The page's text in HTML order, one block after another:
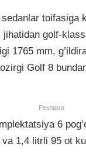
toifasiga
jihatidan golf-
1765 mm,
Golf 8
Реклама
6
1,4 litrli 95 ot